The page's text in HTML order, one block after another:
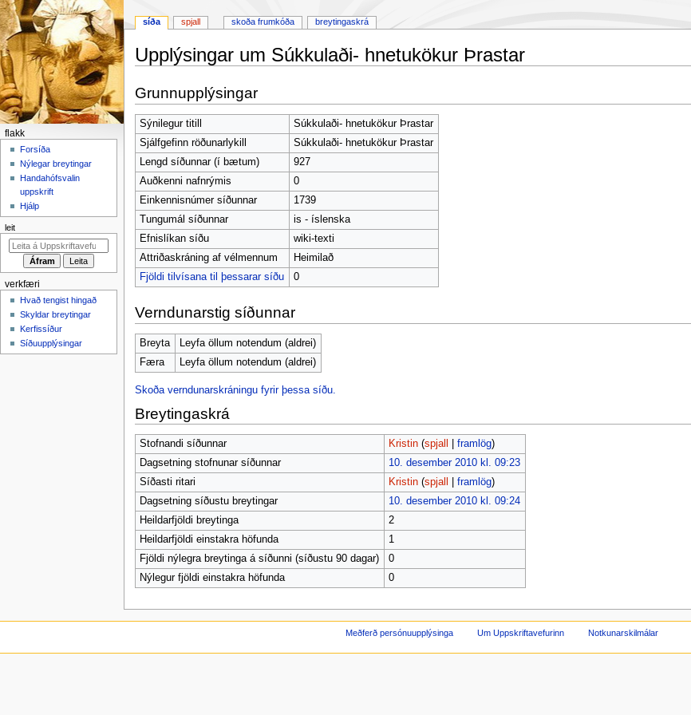
Upplýsingar um Súkkulaði- hnetukökur Þrastar
í
flakk
í
leit
Grunnupplýsingar
Sýnilegur titill
Súkkulaði- hnetukökur Þrastar
Sjálfgefinn röðunarlykill
Súkkulaði- hnetukökur Þrastar
Lengd síðunnar (í bætum)
927
Auðkenni nafnrýmis
0
Einkennisnúmer síðunnar
1739
Tungumál síðunnar
is - íslenska
Efnislíkan síðu
wiki-texti
Attriðaskráning af vélmennum
Heimilað
Fjöldi tilvísana til þessarar síðu
0
Verndunarstig síðunnar
Breyta
Leyfa öllum notendum (aldrei)
Færa
Leyfa öllum notendum (aldrei)
Skoða verndunarskráningu fyrir þessa síðu.
Breytingaskrá
Stofnandi síðunnar Kristin (spjall framlög)
Dagsetning stofnunar síðunnar
10. desember 2010 kl. 09:23
Síðasti ritari
Kristin (spjall framlög)
Dagsetning síðustu breytingar
10. desember 2010 kl. 09:24
Heildarfjöldi breytinga
2
Heildarfjöldi einstakra höfunda
1
Fjöldi nýlegra breytinga á síðunni (síðustu 90 dagar)
0
Nýlegur fjöldi einstakra höfunda
0
F
v
m
y
síða spjall skoða frumkóða breytingaskrá
flakk
Forsíða
Nýlegar breytingar
Handahófsvalin
uppskrift
Hjálp
leit
verkfæri
Hvað tengist hingað
Skyldar breytingar
Kerfissíður
Síðuupplýsingar
Meðferð persónuupplýsinga Um Uppskriftavefurinn Notkunarskilmálar